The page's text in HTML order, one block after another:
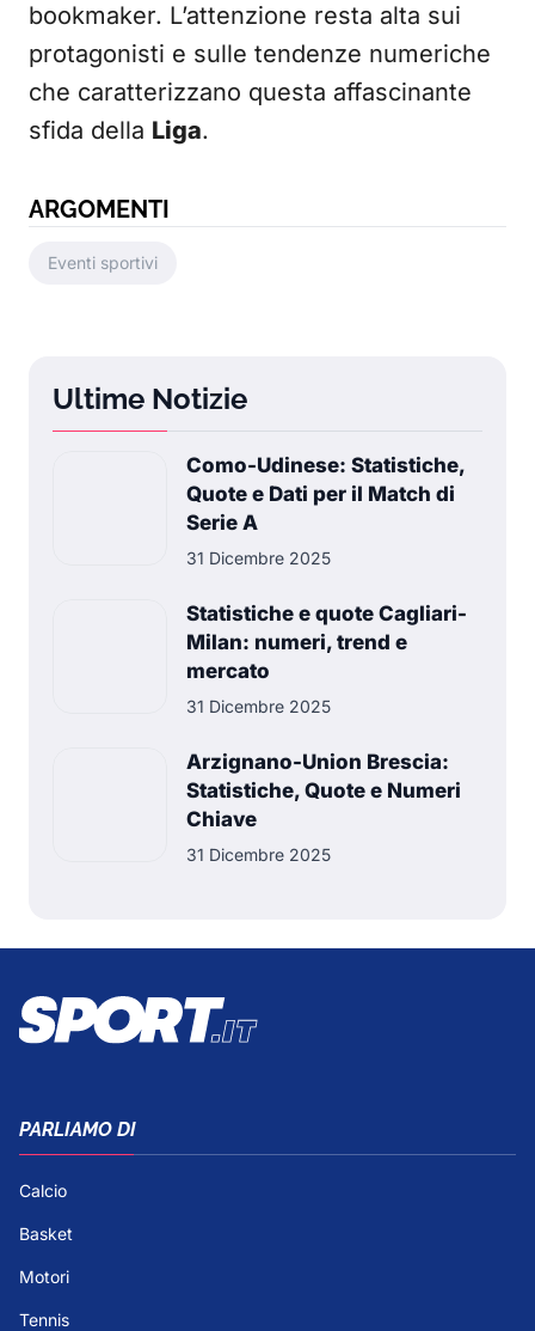
bookmaker. L’attenzione resta alta sui
protagonisti e sulle tendenze numeriche
che caratterizzano questa affascinante
sfida della Liga.
ARGOMENTI
Eventi sportivi
Ultime Notizie
Como-Udinese: Statistiche,
Quote e Dati per il Match di
Serie A
31 Dicembre 2025
Statistiche e quote Cagliari-
Milan: numeri, trend e
mercato
31 Dicembre 2025
Arzignano-Union Brescia:
Statistiche, Quote e Numeri
Chiave
31 Dicembre 2025
PARLIAMO DI
Calcio
Basket
Motori
Tennis